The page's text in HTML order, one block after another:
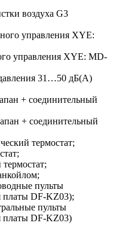
воздуха G3
управления XYE:
управления XYE: MD-
31…50 дБ(А)
+ cоединительный
+ cоединительный
термостат;
пульты
платы DF-KZ03);
пульты
платы DF-KZ03)